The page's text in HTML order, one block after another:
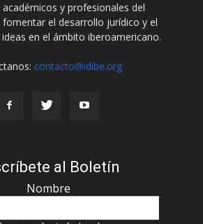
académicos y profesionales del
fomentar el desarrollo jurídico y el
en el ámbito iberoamericano.
contacto@idibe.org
al Boletín
Nombre